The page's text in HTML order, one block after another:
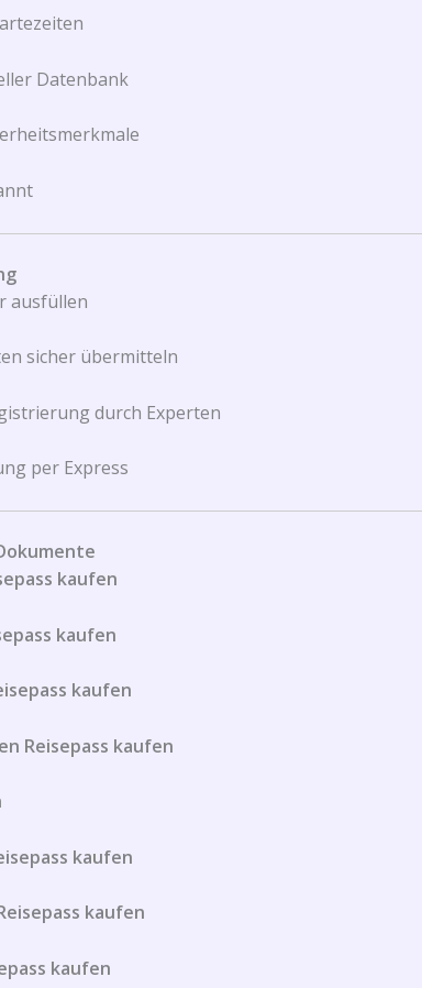
Datenbank
ausfüllen
sicher übermitteln
durch Experten
per Express
kaufen
kaufen
kaufen
Reisepass kaufen
kaufen
kaufen
kaufen